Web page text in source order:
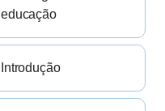
educação
Introdução